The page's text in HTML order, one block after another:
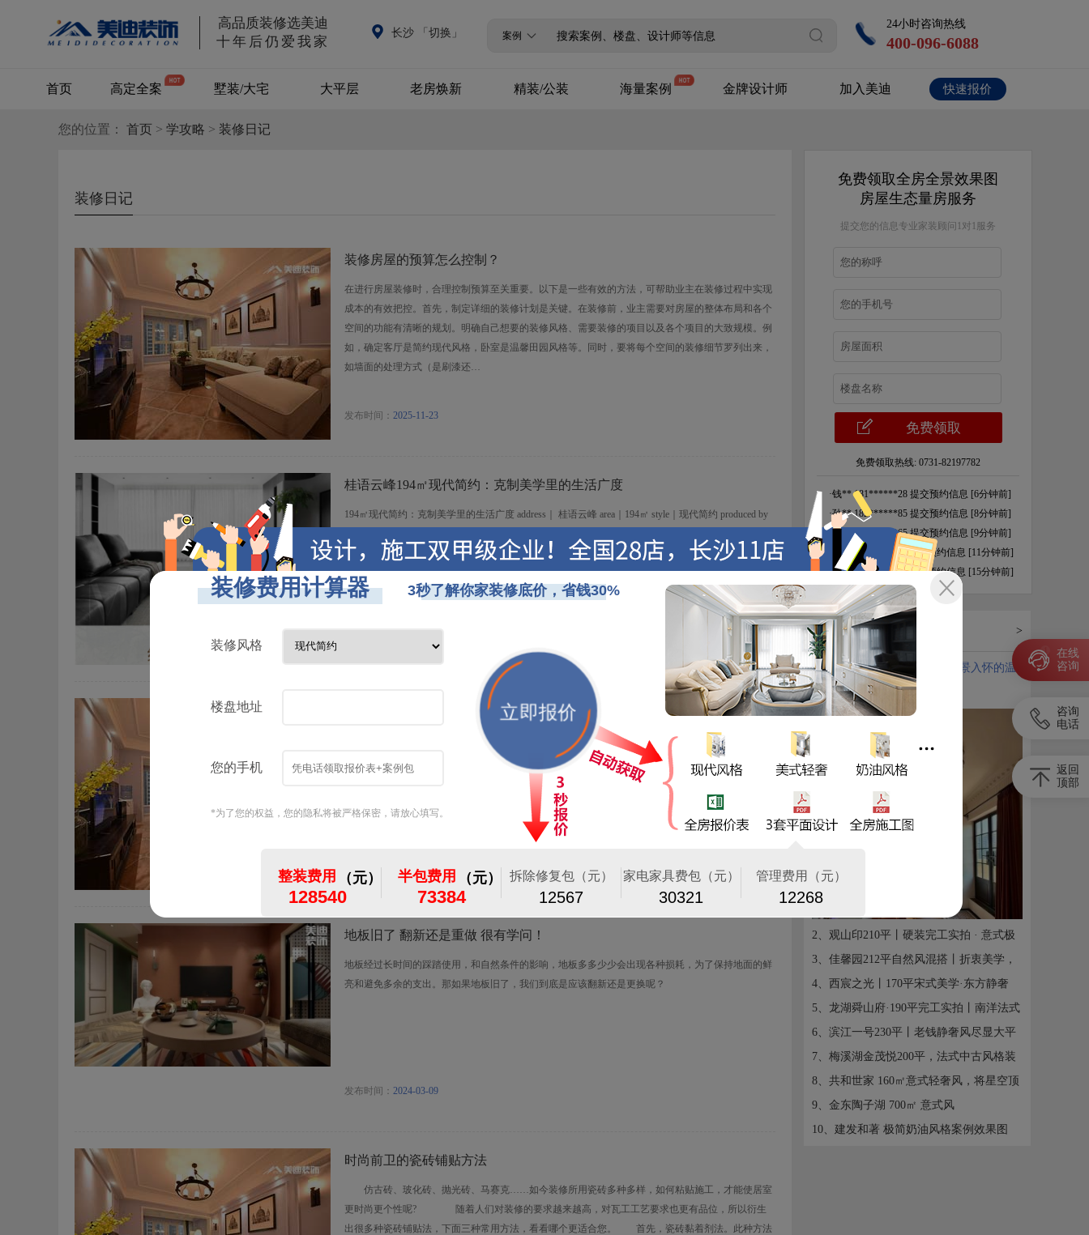
高品质装修选美迪
十年后仍爱我家
长沙 「切换」 案例
24小时咨询热线
400-096-6088
首页 高定全案 墅装/大宅
别墅/大宅
大平层 老房焕新 精装/公装 海量案例 金牌设计师 加入美迪 快速报价
您的位置： 首页 > 学攻略 > 装修日记
装修日记
装修房屋的预算怎么控制？
在进行房屋装修时，合理控制预算至关重要。以下是一些有效的方法，可帮助业主在装修过程中实现
成本的有效把控。首先，制定详细的装修计划是关键。在装修前，业主需要对房屋的整体布局和各个
空间的功能有清晰的规划。明确自己想要的装修风格、需要装修的项目以及各个项目的大致规模。例
如，确定客厅是简约现代风格，卧室是温馨田园风格等。同时，要将每个空间的装修细节罗列出来，
如墙面的处理方式（是刷漆还…
发布时间： 2025-11-23
桂语云峰194㎡现代简约：克制美学里的生活广度
194㎡现代简约：克制美学里的生活广度 address｜ 桂语云峰 area｜194㎡ style｜现代简约 produced by
设计串联客厅、餐厅与厨房，视线从入户直抵阳台，无阻隔动线适配多人互动，让 194㎡的开阔感充
分释放。同时借悬浮吊顶的层次划分、矮柜与地台的隐形收纳，在保持简洁的前提下清晰划分功能
区，既规避大空间的空旷感，又让每处角落承载实用价值。
插座线和照明线为何不能走一路？美迪装饰来解释
水电装修是家装的重要一环，关系到用电安全，在装修时一定要注意接线规范。前不久有业主说家里
装修新房时，自己接完电线后竟出现了火花，吓得赶紧叫电工师傅来看看，结果发现原来是线插错
发布时间： 2025-11-16
地板旧了 翻新还是重做 很有学问！
地板经过长时间的踩踏使用，和自然条件的影响，地板多多少少会出现各种损耗，为了保持地面的鲜
亮和避免多余的支出。那如果地板旧了，我们到底是应该翻新还是更换呢？
发布时间： 2024-03-09
时尚前卫的瓷砖铺贴方法
仿古砖、玻化砖、抛光砖、马赛克……如今装修所用瓷砖多种多样，如何粘贴施工，才能使居室
更时尚更个性呢? 随着人们对装修的要求越来越高，对瓦工工艺要求也更有品位，所以衍生
出很多种瓷砖铺贴法，下面三种常用方法，看看哪个更适合您。 首先，瓷砖黏着剂法。此种方法
免费领取全房全景效果图
房屋生态量房服务
提交您的信息专业家装顾问1对1服务
免费领取热线: 0731-82197782
·钱** 181******28 提交预约信息 [6分钟前]
·孙** 182******85 提交预约信息 [8分钟前]
·
李** 137******65 提交预约信息 [9分钟前]
方** 158******49 提交预约信息 [11分钟前]
·胡** 177******46 提交预约信息 [15分钟前]
曹** 136******08 提交预约信息 [30分钟前]
·赵** 172******13 提交预约信息 [45分钟前]
·郑** 137******65 提交预约信息 [60分钟前]
张** 153******21 提交预约信息 [2分钟前]
· 李** 155******94 提交预约信息 [3分钟前]
王** 150******46 提交预约信息 [4分钟前]
吴** 135******08 提交预约信息 [4分钟前]
热门家装案例 >
1、山湖郡240平全案设计丨揽景入怀的温
润美学
2、观山印210平丨硬装完工实拍 · 意式极
简
3、佳馨园212平自然风混搭丨折衷美学，
光影艺 ...
4、西宸之光丨170平宋式美学·东方静奢
5、龙湖舜山府·190平完工实拍丨南洋法式
混搭
6、滨江一号230平丨老钱静奢风尽显大平
层格调
7、梅溪湖金茂悦200平，法式中古风格装
修案例 ...
8、共和世家 160㎡意式轻奢风，将星空顶
带回家
9、金东陶子湖 700㎡ 意式风
10、建发和著 极简奶油风格案例效果图
在线
咨询
1
咨询
电话
返回
顶部